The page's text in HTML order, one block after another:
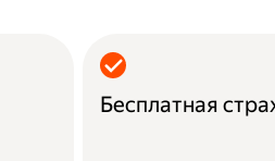
Бесплатная